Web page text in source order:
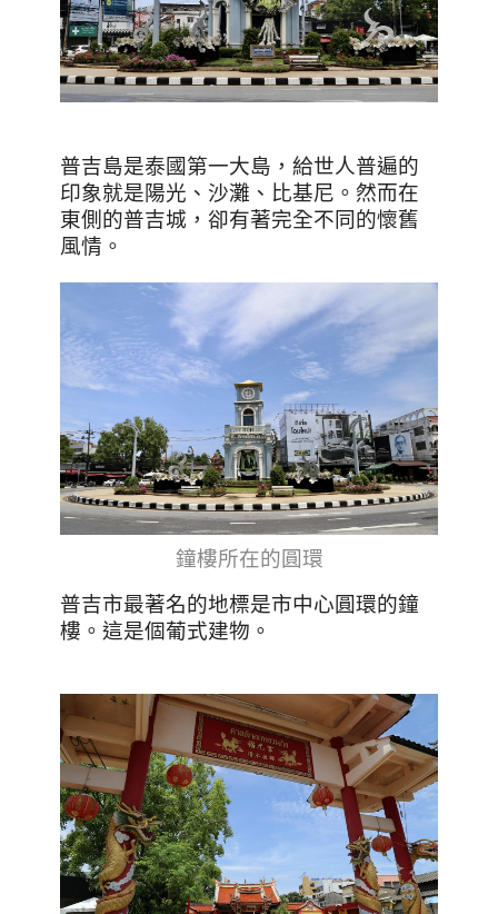
普吉島是泰國第一大島，給世人普遍的
印象就是陽光、沙灘、比基尼。然而在
東側的普吉城，卻有著完全不同的懷舊
風情。
鐘樓所在的圓環
普吉市最著名的地標是市中心圓環的鐘
樓。這是個葡式建物。